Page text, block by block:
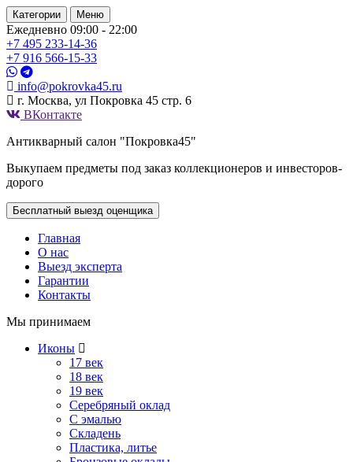
Категории Меню
Ежедневно 09:00 - 22:00
+7 495 233-14-36
+7 916 566-15-33
info@pokrovka45.ru
г. Москва, ул Покровка 45 стр. 6
ВКонтакте
Антикварный салон "Покровка45"
Выкупаем предметы под заказ коллекционеров и инвесторов-
дорого
Бесплатный выезд оценщика
Главная
О нас
Выезд эксперта
Гарантии
Контакты
Мы принимаем
Иконы
17 век
18 век
19 век
Серебряный оклад
С эмалью
Складень
Пластика, литье